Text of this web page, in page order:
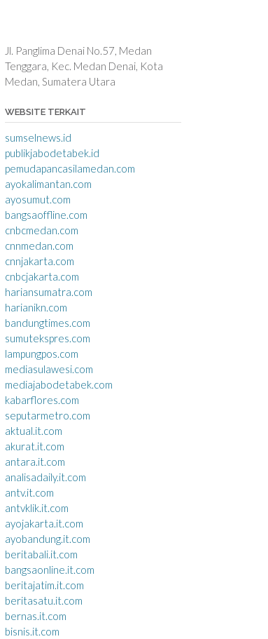
Jl. Panglima Denai No.57, Medan
Tenggara, Kec. Medan Denai, Kota
Medan, Sumatera Utara
WEBSITE TERKAIT
sumselnews.id
publikjabodetabek.id
pemudapancasilamedan.com
ayokalimantan.com
ayosumut.com
bangsaoffline.com
cnbcmedan.com
cnnmedan.com
cnnjakarta.com
cnbcjakarta.com
hariansumatra.com
harianikn.com
bandungtimes.com
sumutekspres.com
lampungpos.com
mediasulawesi.com
mediajabodetabek.com
kabarflores.com
seputarmetro.com
aktual.it.com
akurat.it.com
antara.it.com
analisadaily.it.com
antv.it.com
antvklik.it.com
ayojakarta.it.com
ayobandung.it.com
beritabali.it.com
bangsaonline.it.com
beritajatim.it.com
beritasatu.it.com
bernas.it.com
bisnis.it.com